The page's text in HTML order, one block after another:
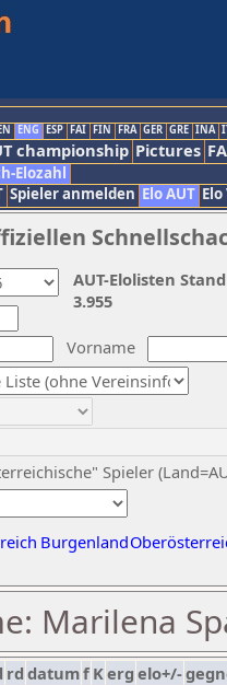
ENG ESP FAI FIN FRA GER GRE INA
championship Pictures
Elozahl
Spieler anmelden Elo AUT
Vorname
Spieler
Burgenland
AUT-Elolisten
3.955
Marilena
rd datumf Kerg elo+/-